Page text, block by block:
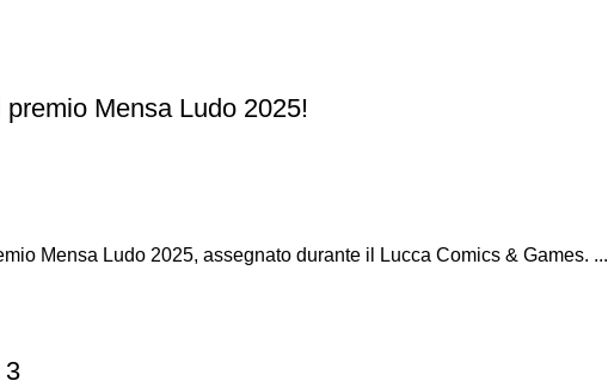
Mensa Ludo 2025!
Mensa Ludo 2025, assegnato durante il Lucca Comics & Games. ...
3